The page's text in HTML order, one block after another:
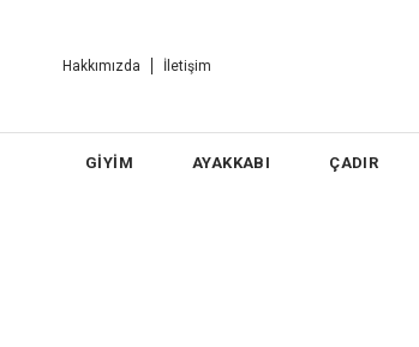
Hakkımızda İletişim
GİYİM AYAKKABI ÇADIR